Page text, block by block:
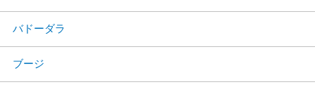
バドーダラ
ブージ